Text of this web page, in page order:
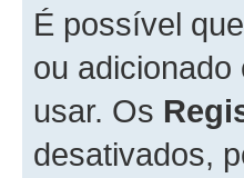
É possível
ou adicionado
usar. Os
desativados,